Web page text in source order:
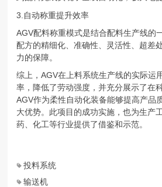
3.自动称重提升效率
AGV配料称重模式是结合配料生产线的
配方的精细化、准确性、灵活性、超差
力的保障。
综上，AGV在上料系统生产线的实际运
率，降低了劳动强度，并充分展示了在
AGV作为柔性自动化装备能够提高产品
大优势。此项目的成功实施，也为生产
药、化工等行业提供了借鉴和示范。
投料系统
输送机